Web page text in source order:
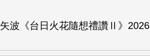
波《台日火花隨想禮讚Ⅱ》2026